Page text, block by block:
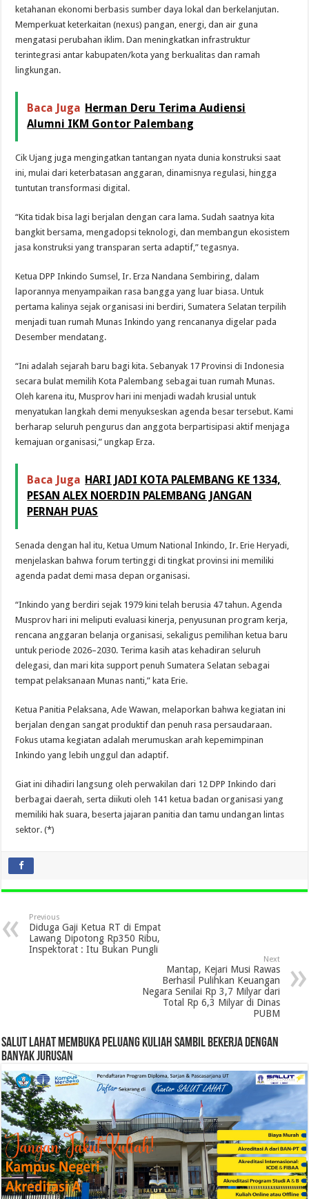
ketahanan ekonomi berbasis sumber daya lokal dan berkelanjutan.
Memperkuat keterkaitan (nexus) pangan, energi, dan air guna
mengatasi perubahan iklim. Dan meningkatkan infrastruktur
terintegrasi antar kabupaten/kota yang berkualitas dan ramah
lingkungan.
Baca Juga Herman Deru Terima Audiensi
Alumni IKM Gontor Palembang
Cik Ujang juga mengingatkan tantangan nyata dunia konstruksi saat
ini, mulai dari keterbatasan anggaran, dinamisnya regulasi, hingga
tuntutan transformasi digital.
“Kita tidak bisa lagi berjalan dengan cara lama. Sudah saatnya kita
bangkit bersama, mengadopsi teknologi, dan membangun ekosistem
jasa konstruksi yang transparan serta adaptif,” tegasnya.
Ketua DPP Inkindo Sumsel, Ir. Erza Nandana Sembiring, dalam
laporannya menyampaikan rasa bangga yang luar biasa. Untuk
pertama kalinya sejak organisasi ini berdiri, Sumatera Selatan terpilih
menjadi tuan rumah Munas Inkindo yang rencananya digelar pada
Desember mendatang.
“Ini adalah sejarah baru bagi kita. Sebanyak 17 Provinsi di Indonesia
secara bulat memilih Kota Palembang sebagai tuan rumah Munas.
Oleh karena itu, Musprov hari ini menjadi wadah krusial untuk
menyatukan langkah demi menyukseskan agenda besar tersebut. Kami
berharap seluruh pengurus dan anggota berpartisipasi aktif menjaga
kemajuan organisasi,” ungkap Erza.
Baca Juga HARI JADI KOTA PALEMBANG KE 1334,
PESAN ALEX NOERDIN PALEMBANG JANGAN
PERNAH PUAS
Senada dengan hal itu, Ketua Umum National Inkindo, Ir. Erie Heryadi,
menjelaskan bahwa forum tertinggi di tingkat provinsi ini memiliki
agenda padat demi masa depan organisasi.
“Inkindo yang berdiri sejak 1979 kini telah berusia 47 tahun. Agenda
Musprov hari ini meliputi evaluasi kinerja, penyusunan program kerja,
rencana anggaran belanja organisasi, sekaligus pemilihan ketua baru
untuk periode 2026–2030. Terima kasih atas kehadiran seluruh
delegasi, dan mari kita support penuh Sumatera Selatan sebagai
tempat pelaksanaan Munas nanti,” kata Erie.
Ketua Panitia Pelaksana, Ade Wawan, melaporkan bahwa kegiatan ini
berjalan dengan sangat produktif dan penuh rasa persaudaraan.
Fokus utama kegiatan adalah merumuskan arah kepemimpinan
Inkindo yang lebih unggul dan adaptif.
Giat ini dihadiri langsung oleh perwakilan dari 12 DPP Inkindo dari
berbagai daerah, serta diikuti oleh 141 ketua badan organisasi yang
memiliki hak suara, beserta jajaran panitia dan tamu undangan lintas
sektor. (*)
Previous
Diduga Gaji Ketua RT di Empat
Lawang Dipotong Rp350 Ribu,
Inspektorat : Itu Bukan Pungli
Next
Mantap, Kejari Musi Rawas
Berhasil Pulihkan Keuangan
Negara Senilai Rp 3,7 Milyar dari
Total Rp 6,3 Milyar di Dinas
PUBM
SALUT LAHAT MEMBUKA PELUANG KULIAH SAMBIL BEKERJA DENGAN
BANYAK JURUSAN